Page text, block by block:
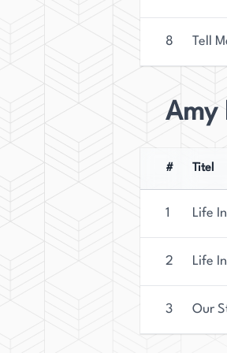
8 Tell
Amy
# Titel
1 Life
2 Life
3 Our